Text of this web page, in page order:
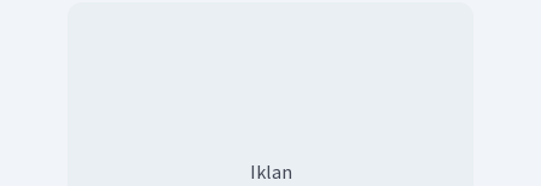
Iklan